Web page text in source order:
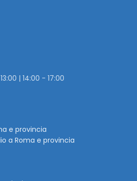
| 14:00 - 17:00
e provincia
a Roma e provincia